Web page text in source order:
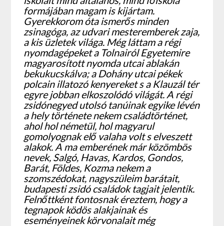
formájában magam is kijártam.
Gyerekkorom óta ismerős minden
zsinagóga, az udvari mesteremberek zaja,
a kis üzletek világa. Még láttam a régi
nyomdagépeket a Tolnairól Egyetemire
magyarosított nyomda utcai ablakán
bekukucskálva; a Dohány utcai pékek
polcain illatozó kenyereket s a Klauzál tér
egyre jobban elkoszolódó világát. A régi
zsidónegyed utolsó tanúinak egyike lévén
a hely története nekem családtörténet,
ahol hol németül, hol magyarul
gomolyognak elő valaha volt s elveszett
alakok. A ma emberének már közömbös
nevek, Salgó, Havas, Kardos, Gondos,
Barát, Földes, Kozma nekem a
szomszédokat, nagyszüleim barátait,
budapesti zsidó családok tagjait jelentik.
Felnőttként fontosnak éreztem, hogy a
tegnapok ködös alakjainak és
eseményeinek körvonalait még